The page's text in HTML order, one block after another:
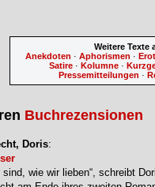
Weitere Texte
Anekdoten · Aphorismen ·
Satire· Kolumne·
Pressemitteilungen ·
Buchrezensionen
Doris:
sind, wie wir lieben“, schreibt